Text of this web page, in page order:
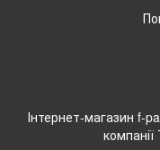
Інтернет-магазин f-